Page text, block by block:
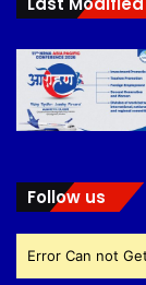
Follow us
Error Can not